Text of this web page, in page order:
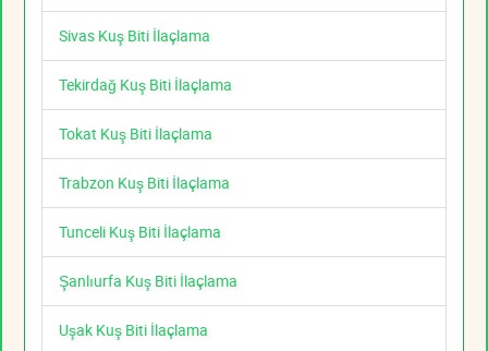
Sivas Kuş Biti İlaçlama
Tekirdağ Kuş Biti İlaçlama
Tokat Kuş Biti İlaçlama
Trabzon Kuş Biti İlaçlama
Tunceli Kuş Biti İlaçlama
Şanlıurfa Kuş Biti İlaçlama
Uşak Kuş Biti İlaçlama